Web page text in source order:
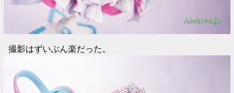
撮影はずいぶん楽だった。